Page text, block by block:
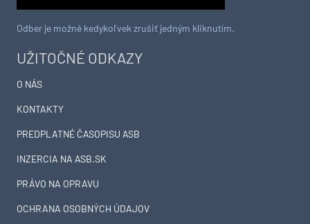
UŽITOČNÉ ODKAZY
O NÁS
KONTAKTY
PREDPLATNÉ ČASOPISU ASB
INZERCIA NA ASB.SK
PRÁVO NA OPRAVU
OCHRANA OSOBNÝCH ÚDAJOV
Odber je možné kedykoľvek zrušiť jedným kliknutím.